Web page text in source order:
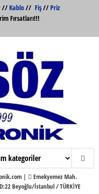
//Kablo// Fiş//Priz
Fırsatları!!!
ve Kabloları
Elektronik
|
Emekyemez Mah.
Beyoğlu/İstanbul / TÜRKİYE